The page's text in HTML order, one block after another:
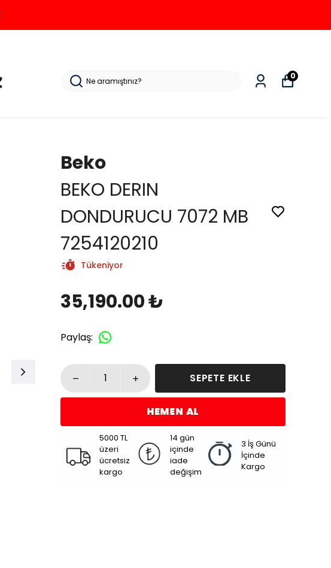
0
Beko
BEKO DERIN
DONDURUCU 7072 MB
7254120210
Tükeniyor
35,190.00 ₺
Paylaş:
SEPETE EKLE
HEMEN AL
5000 TL
üzeri
ücretsiz
kargo
14 gün
içinde
iade
değişim
3 İş Günü
İçinde
Kargo